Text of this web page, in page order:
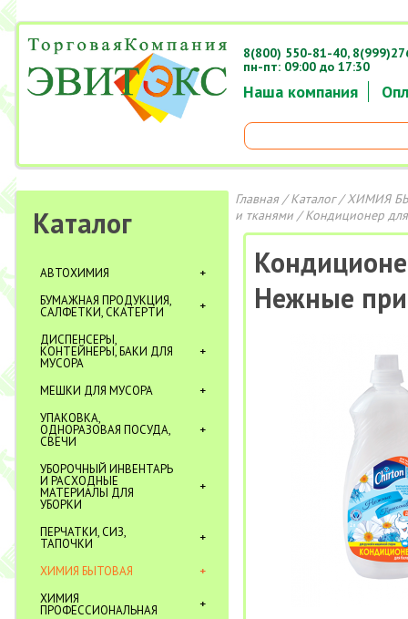
Наша компания
8(800) 550-81-40,
пн-пт: 09:00 до 17:30
Каталог
АВТОХИМИЯ
БУМАЖНАЯ ПРОДУКЦИЯ,
САЛФЕТКИ, СКАТЕРТИ
ДИСПЕНСЕРЫ,
КОНТЕЙНЕРЫ, БАКИ ДЛЯ
МУСОРА
МЕШКИ ДЛЯ МУСОРА
УПАКОВКА,
ОДНОРАЗОВАЯ ПОСУДА,
СВЕЧИ
УБОРОЧНЫЙ ИНВЕНТАРЬ
И РАСХОДНЫЕ
МАТЕРИАЛЫ ДЛЯ
УБОРКИ
ПЕРЧАТКИ, СИЗ,
ТАПОЧКИ
ХИМИЯ БЫТОВАЯ
ХИМИЯ
ПРОФЕССИОНАЛЬНАЯ
Главная/Каталог/ХИМИЯ
и тканями / Кондиционер
Нежные